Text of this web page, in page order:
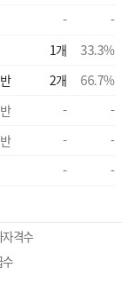
-
-
1개 33.3%
2개 66.7%
-
-
-
-
- -
격수